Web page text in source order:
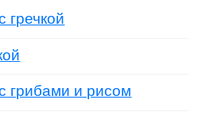
гречкой
грибами и рисом